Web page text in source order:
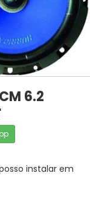
6.2
instalar em